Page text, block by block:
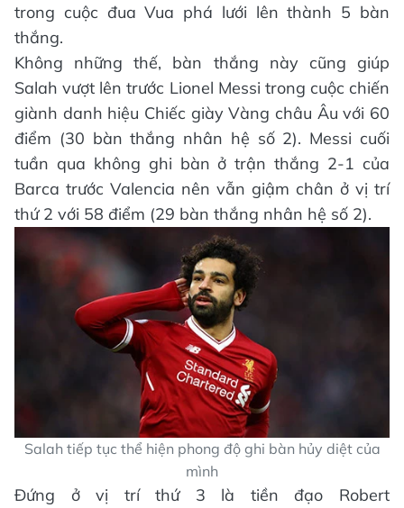
trong cuộc đua Vua phá lưới lên thành 5 bàn
thắng.
Không những thế, bàn thắng này cũng giúp
Salah vượt lên trước Lionel Messi trong cuộc chiến
giành danh hiệu Chiếc giày Vàng châu Âu với 60
điểm (30 bàn thắng nhân hệ số 2). Messi cuối
tuần qua không ghi bàn ở trận thắng 2-1 của
Barca trước Valencia nên vẫn giậm chân ở vị trí
thứ 2 với 58 điểm (29 bàn thắng nhân hệ số 2).
Salah tiếp tục thể hiện phong độ ghi bàn hủy diệt của
mình
Đứng ở vị trí thứ 3 là tiền đạo Robert